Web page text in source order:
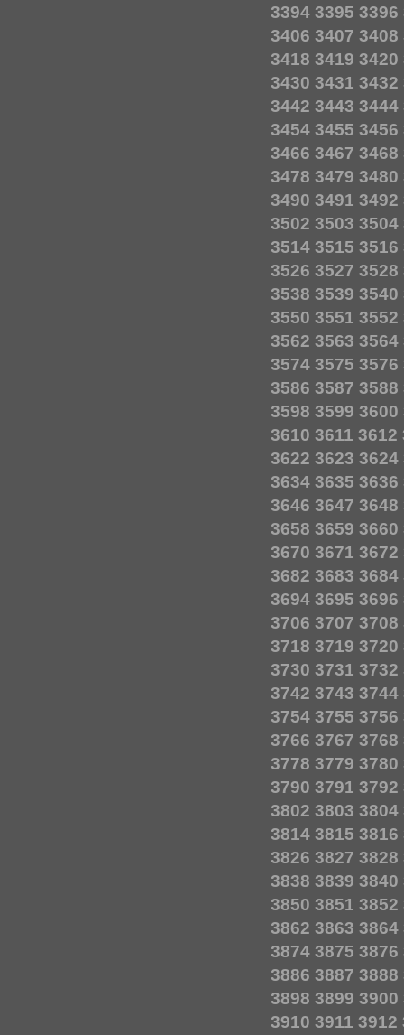
3394 3395 3396
3406 3407 3408
3418 3419 3420
3430 3431 3432
3442 3443 3444
3454 3455 3456
3466 3467 3468
3478 3479 3480
3490 3491 3492
3502 3503 3504
3514 3515 3516
3526 3527 3528
3538 3539 3540
3550 3551 3552
3562 3563 3564
3574 3575 3576
3586 3587 3588
3598 3599 3600
3610 3611 3612
3622 3623 3624
3634 3635 3636
3646 3647 3648
3658 3659 3660
3670 3671 3672
3682 3683 3684
3694 3695 3696
3706 3707 3708
3718 3719 3720
3730 3731 3732
3742 3743 3744
3754 3755 3756
3766 3767 3768
3778 3779 3780
3790 3791 3792
3802 3803 3804
3814 3815 3816
3826 3827 3828
3838 3839 3840
3850 3851 3852
3862 3863 3864
3874 3875 3876
3886 3887 3888
3898 3899 3900
3910 3911 3912